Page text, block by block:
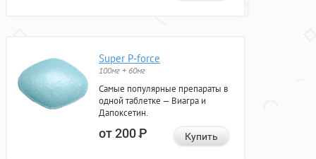
Super P-force
100мг + 60мг
Самые популярные препараты в
одной таблетке — Виагра и
Дапоксетин.
от 200Р Купить